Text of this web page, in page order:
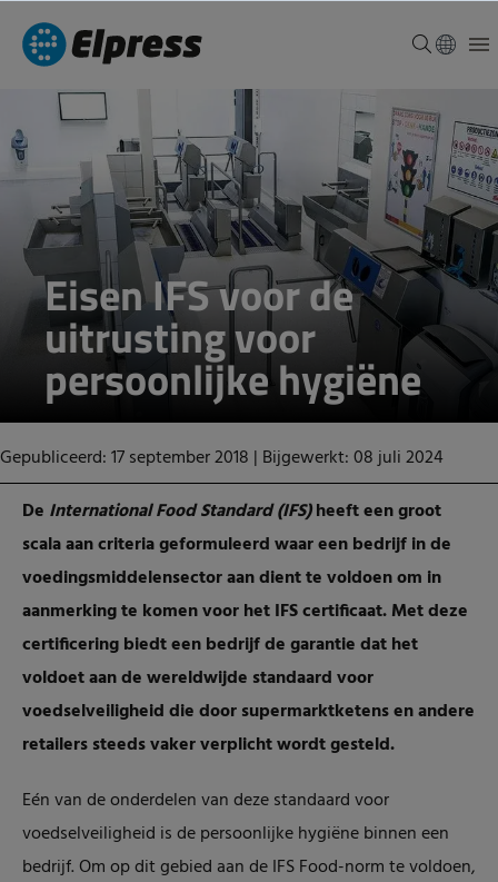
Eisen IFS voor de
uitrusting voor
persoonlijke hygiëne
Gepubliceerd: 17 september 2018 | Bijgewerkt: 08 juli 2024
De International Food Standard (IFS)heeft een groot
scala aan criteria geformuleerd waar een bedrijf in de
voedingsmiddelensector aan dient te voldoen om in
aanmerking te komen voor het IFS certificaat. Met deze
certificering biedt een bedrijf de garantie dat het
voldoet aan de wereldwijde standaard voor
voedselveiligheid die door supermarktketens en andere
retailers steeds vaker verplicht wordt gesteld.
Eén van de onderdelen van deze standaard voor
voedselveiligheid is de persoonlijke hygiëne binnen een
bedrijf. Om op dit gebied aan de IFS Food-norm te voldoen,